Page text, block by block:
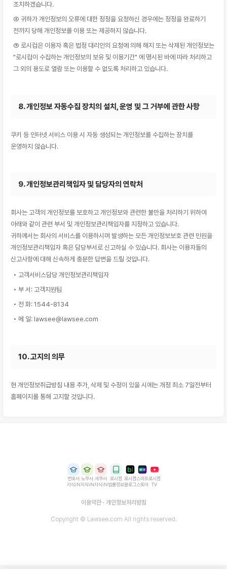
조치하겠습니다.
④ 귀하가 개인정보의 오류에 대한 정정을 요청하신 경우에는 정정을 완료하기
전까지 당해 개인정보를 이용 또는 제공하지 않습니다.
⑤ 로시컴은 이용자 혹은 법정 대리인의 요청에 의해 해지 또는 삭제된 개인정보는
"로시컴이 수집하는 개인정보의 보유 및 이용기간" 에 명시된 바에 따라 처리하고
그 외의 용도로 열람 또는 이용할 수 없도록 처리하고 있습니다.
8. 개인정보 자동수집 장치의 설치, 운영 및 그 거부에 관한 사항
쿠키 등 인터넷 서비스 이용 시 자동 생성되는 개인정보를 수집하는 장치를
운영하지 않습니다.
9. 개인정보관리책임자 및 담당자의 연락처
회사는 고객의 개인정보를 보호하고 개인정보와 관련한 불만을 처리하기 위하여
아래와 같이 관련 부서 및 개인정보관리책임자를 지정하고 있습니다.
귀하께서는 회사의 서비스를 이용하시며 발생하는 모든 개인정보보호 관련 민원을
개인정보관리책임자 혹은 담당부서로 신고하실 수 있습니다. 회사는 이용자들의
신고사항에 대해 신속하게 충분한 답변을 드릴 것입니다.
• 고객서비스담당 개인정보관리책임자
• 부 서: 고객지원팀
• 전 화: 1544-8134
• 메 일: lawsee@lawsee.com
10. 고지의 의무
현 개인정보취급방침 내용 추가, 삭제 및 수정이 있을 시에는 개정 최소 7일전부터
홈페이지를 통해 고지할 것입니다.
변호사
지식iN
노무사
지식iN
세무사
지식iN
로시컴
법률정보
로시컴
블로그
스마트
스토어
로시컴
TV
이용약관· 개인정보처리방침
Copyright © Lawsee.com All rights reserved.